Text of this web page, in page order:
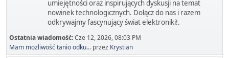
umiejętności oraz inspirujących dyskusji na temat
nowinek technologicznych. Dołącz do nas i razem
odkrywajmy fascynujący świat elektroniki!.
Ostatnia wiadomość:Cze 12, 2026, 08:03 PM
Mam możliwość tanio odku... przez Krystian